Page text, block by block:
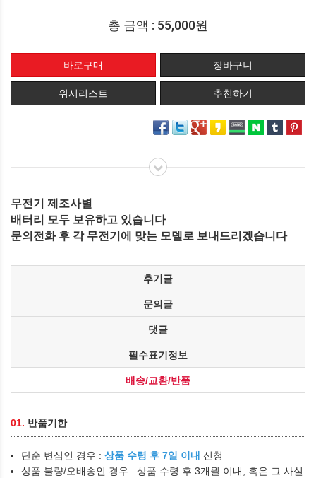
총 금액 : 55,000원
위시리스트 추천하기
무전기 제조사별
배터리 모두 보유하고 있습니다
문의전화 후 각 무전기에 맞는 모델로 보내드리겠습니다
후기글
문의글
댓글
필수표기정보
배송/교환/반품
01. 반품기한
단순 변심인 경우 : 상품 수령 후 7일 이내 신청
상품 불량/오배송인 경우 : 상품 수령 후 3개월 이내, 혹은 그 사실